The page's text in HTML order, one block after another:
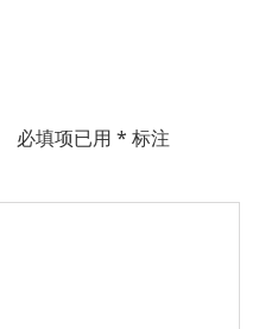
必填项已用 * 标注